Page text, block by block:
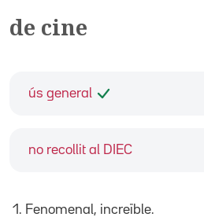
de cine
ús general
no recollit al DIEC
1. Fenomenal, increïble.